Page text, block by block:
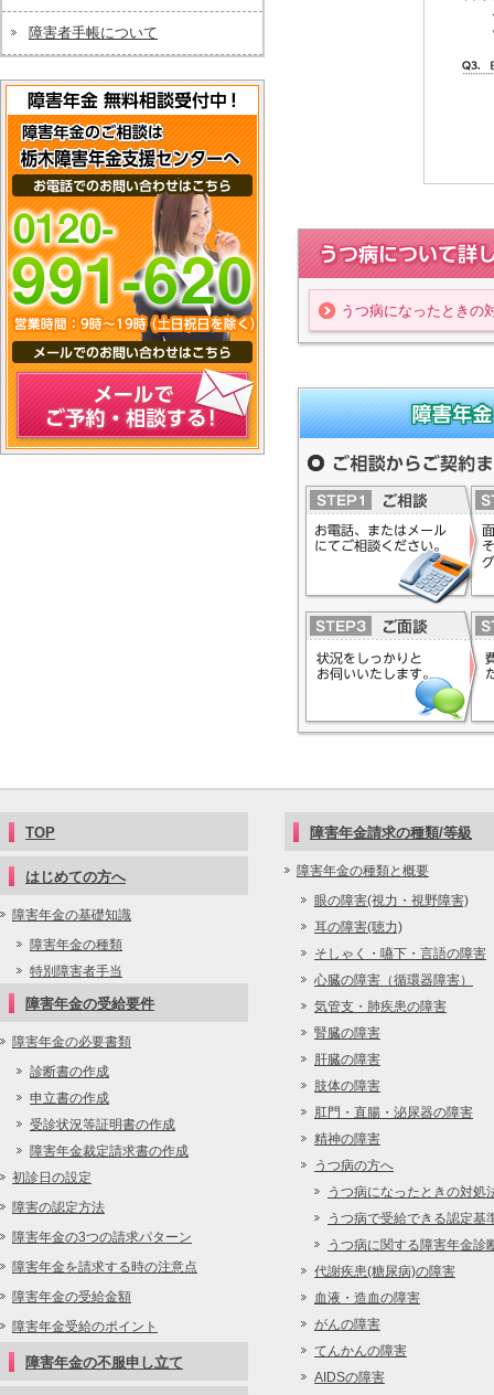
うつ病の方へについて詳し
うつ病になったときの
障害年金（受給要件、申
険労務士事務所へ
ご相談からご契約までの流
障害者手帳について
TOP
はじめての方へ
障害年金の基礎知識
障害年金の種類
特別障害者手当
障害年金の受給要件
障害年金の必要書類
診断書の作成
申立書の作成
受診状況等証明書の作成
障害年金裁定請求書の作成
初診日の設定
障害の認定方法
障害年金の3つの請求パターン
障害年金を請求する時の注意点
障害年金の受給金額
障害年金受給のポイント
障害年金の不服申し立て
障害年金請求の種類/等級
障害年金の種類と概要
眼の障害(視力・視野障害)
耳の障害(聴力)
そしゃく・嚥下・言語の障害
心臓の障害（循環器障害）
気管支・肺疾患の障害
腎臓の障害
肝臓の障害
肢体の障害
肛門・直腸・泌尿器の障害
精神の障害
うつ病の方へ
うつ病になったときの対処
うつ病で受給できる認定基
うつ病に関する障害年金診
代謝疾患(糖尿病)の障害
血液・造血の障害
がんの障害
てんかんの障害
AIDSの障害